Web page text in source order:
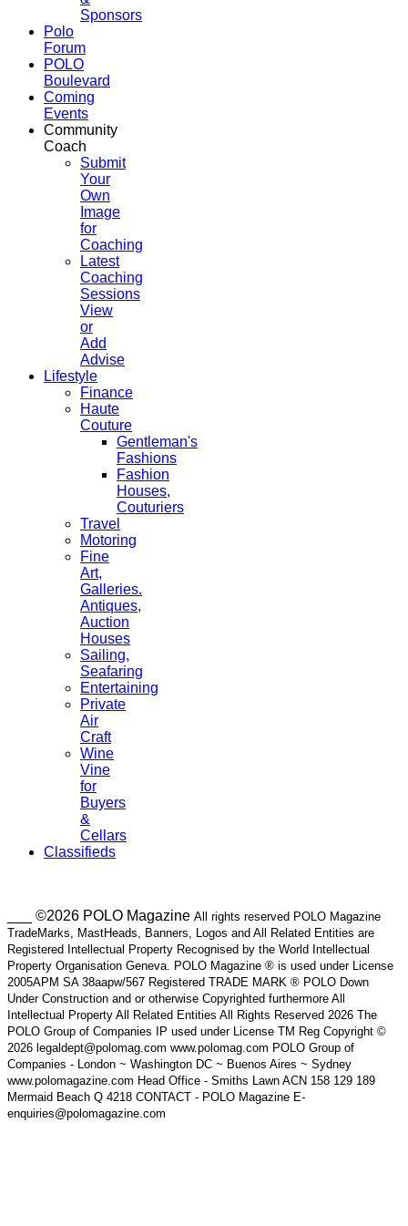
Sponsors
Polo
Forum
POLO
Boulevard
Coming
Events
Community
Coach
Submit
Your
Own
Image
for
Coaching
Latest
Coaching
Sessions
View
or
Add
Advise
Lifestyle
Finance
Haute
Couture
Gentleman's
Fashions
Fashion
Houses,
Couturiers
Travel
Motoring
Fine
Art,
Galleries.
Antiques,
Auction
Houses
Sailing,
Seafaring
Entertaining
Private
Air
Craft
Wine
Vine
for
Buyers
&
Cellars
Classifieds
___ ©2026 POLO Magazine All rights reserved POLO Magazine
TradeMarks, MastHeads, Banners, Logos and All Related Entities are
Registered Intellectual Property Recognised by the World Intellectual
Property Organisation Geneva. POLO Magazine ® is used under License
2005APM SA 38aapw/567 Registered TRADE MARK ® POLO Down
Under Construction and or otherwise Copyrighted furthermore All
Intellectual Property All Related Entities All Rights Reserved 2026 The
POLO Group of Companies IP used under License TM Reg Copyright ©
2026 legaldept@polomag.com www.polomag.com POLO Group of
Companies - London ~ Washington DC ~ Buenos Aires ~ Sydney
www.polomagazine.com Head Office - Smiths Lawn ACN 158 129 189
Mermaid Beach Q 4218 CONTACT - POLO Magazine E-
enquiries@polomagazine.com